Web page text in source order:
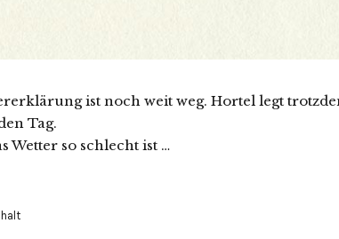
ist noch weit weg. Hortel legt
Tag.
Wetter so schlecht ist …